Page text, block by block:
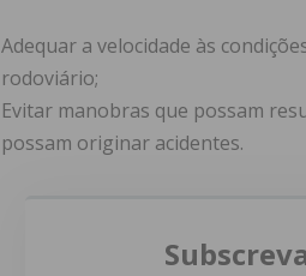
Adequar a velocidade às
rodoviário;
Evitar manobras que possam
possam originar acidentes.